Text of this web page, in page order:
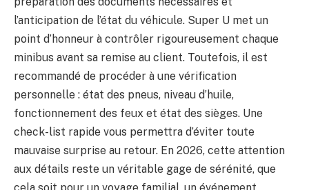
l’anticipation de l’état du véhicule. Super U met un
point d’honneur à contrôler rigoureusement chaque
minibus avant sa remise au client. Toutefois, il est
recommandé de procéder à une vérification
personnelle : état des pneus, niveau d’huile,
fonctionnement des feux et état des sièges. Une
check-list rapide vous permettra d’éviter toute
mauvaise surprise au retour. En 2026, cette attention
aux détails reste un véritable gage de sérénité, que